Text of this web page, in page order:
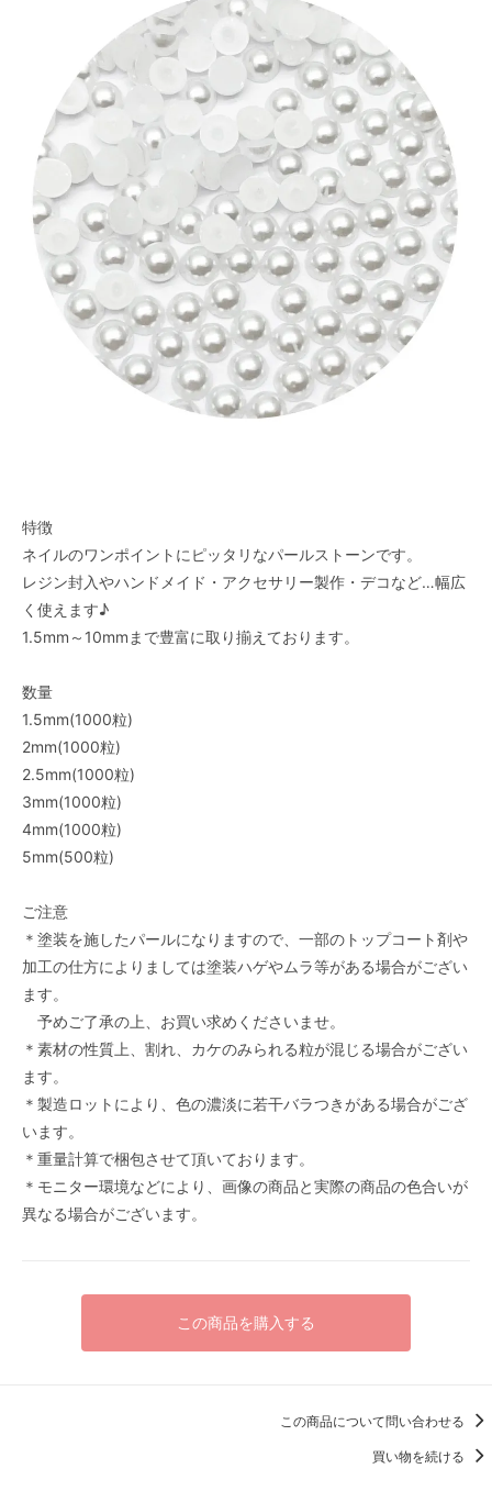
特徴
ネイルのワンポイントにピッタリなパールストーンです。
レジン封入やハンドメイド・アクセサリー製作・デコなど…幅広
く使えます♪
1.5mm～10mmまで豊富に取り揃えております。
数量
1.5mm(1000粒)
2mm(1000粒)
2.5mm(1000粒)
3mm(1000粒)
4mm(1000粒)
5mm(500粒)
ご注意
＊塗装を施したパールになりますので、一部のトップコート剤や
加工の仕方によりましては塗装ハゲやムラ等がある場合がござい
ます。
予めご了承の上、お買い求めくださいませ。
＊素材の性質上、割れ、カケのみられる粒が混じる場合がござい
ます。
＊製造ロットにより、色の濃淡に若干バラつきがある場合がござ
います。
＊重量計算で梱包させて頂いております。
＊モニター環境などにより、画像の商品と実際の商品の色合いが
異なる場合がございます。
この商品を購入する
この商品について問い合わせる
買い物を続ける